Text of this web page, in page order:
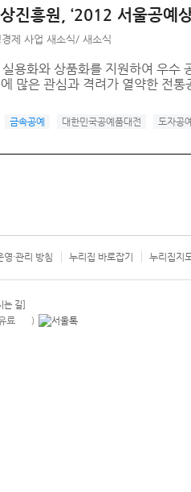
진흥원, ‘2012 서울공예
제 사업 새소식/ 새소식
용화와 상품화를 지원하여 우수
많은 관심과 격려가 열약한 전
금속공예 대한민국공예품대전 도자공예
·관리 방침 누리집 바로잡기 누리집지
는 길]
료 안내팝업 열기
)